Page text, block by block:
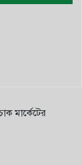
মার্কেটের